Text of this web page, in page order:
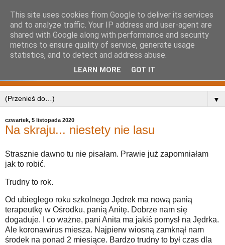
▼
czwartek, 5 listopada 2020
Na skraju... niestety nie lasu
Strasznie dawno tu nie pisałam. Prawie już zapomniałam
jak to robić.
Trudny to rok.
Od ubiegłego roku szkolnego Jędrek ma nową panią
terapeutkę w Ośrodku, panią Anitę. Dobrze nam się
dogaduje. I co ważne, pani Anita ma jakiś pomysł na Jędrka.
Ale koronawirus miesza. Najpierw wiosną zamknął nam
środek na ponad 2 miesiące. Bardzo trudny to był czas dla
This site uses cookies from Google to deliver its services
and to analyze traffic. Your IP address and user-agent are
shared with Google along with performance and security
metrics to ensure quality of service, generate usage
statistics, and to detect and address abuse.
LEARN MORE GOT IT